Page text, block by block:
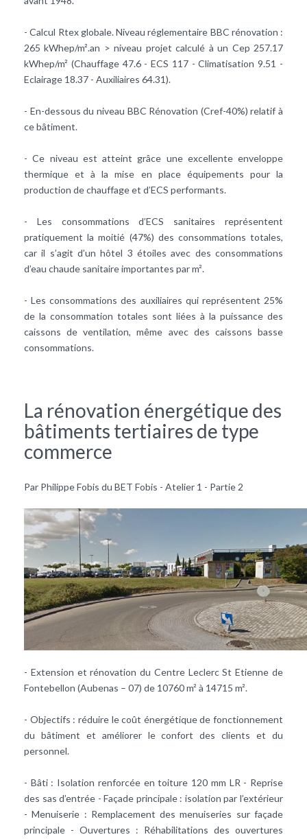
- Calcul Rtex globale. Niveau réglementaire BBC rénovation :
265 kWhep/m².an > niveau projet calculé à un Cep 257.17
kWhep/m² (Chauffage 47.6 - ECS 117 - Climatisation 9.51 -
Eclairage 18.37 - Auxiliaires 64.31).
- En-dessous du niveau BBC Rénovation (Cref-40%) relatif à
ce bâtiment.
- Ce niveau est atteint grâce une excellente enveloppe
thermique et à la mise en place équipements pour la
production de chauffage et d’ECS performants.
- Les consommations d’ECS sanitaires représentent
pratiquement la moitié (47%) des consommations totales,
car il s’agit d’un hôtel 3 étoiles avec des consommations
d’eau chaude sanitaire importantes par m².
- Les consommations des auxiliaires qui représentent 25%
de la consommation totales sont liées à la puissance des
caissons de ventilation, même avec des caissons basse
consommations.
La rénovation énergétique des
bâtiments tertiaires de type
commerce
Par Philippe Fobis du BET Fobis - Atelier 1 - Partie 2
- Extension et rénovation du Centre Leclerc St Etienne de
Fontebellon (Aubenas – 07) de 10760 m² à 14715 m².
- Objectifs : réduire le coût énergétique de fonctionnement
du bâtiment et améliorer le confort des clients et du
personnel.
- Bâti : Isolation renforcée en toiture 120 mm LR - Reprise
des sas d’entrée - Façade principale : isolation par l’extérieur
- Menuiserie : Remplacement des menuiseries sur façade
principale - Ouvertures : Réhabilitations des ouvertures